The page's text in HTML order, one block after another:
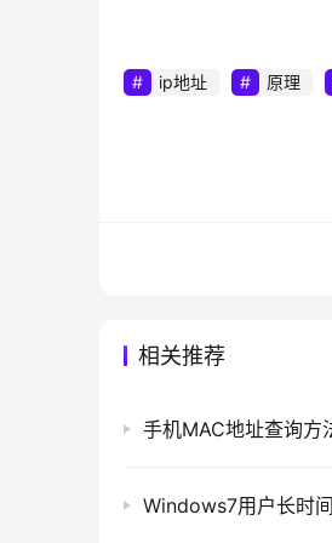
要尽量使用大小
识破。也可以在屏保、
等。
毒，删除被感染文件
ip地址 原理
相关推荐